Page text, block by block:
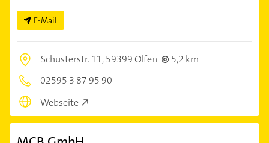
E-Mail
Schusterstr. 11,59399 Olfen
5,2 km
02595 3 87 95 90
Webseite